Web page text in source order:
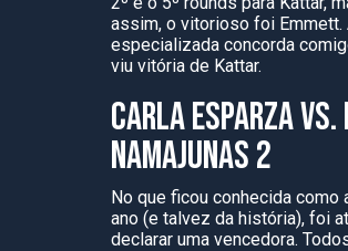
assim, o vitorioso foi Emmett.
especializada concorda
viu vitória de Kattar.
CARLA ESPARZA VS.
NAMAJUNAS 2
No que ficou conhecida como
ano (e talvez da história), foi
declarar uma vencedora.